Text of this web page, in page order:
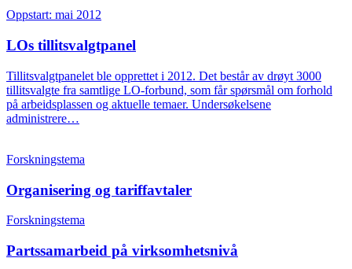
Oppstart: mai 2012
LOs tillitsvalgtpanel
Tillitsvalgtpanelet ble opprettet i 2012. Det består av drøyt 3000
tillitsvalgte fra samtlige LO-forbund, som får spørsmål om forhold
på arbeidsplassen og aktuelle temaer. Undersøkelsene
administrere…
Forskningstema
Organisering og tariffavtaler
Forskningstema
Partssamarbeid på virksomhetsnivå